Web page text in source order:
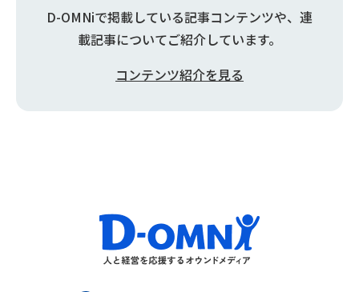
D-OMNiで掲載している記事コンテンツや、連
載記事についてご紹介しています。
コンテンツ紹介を見る